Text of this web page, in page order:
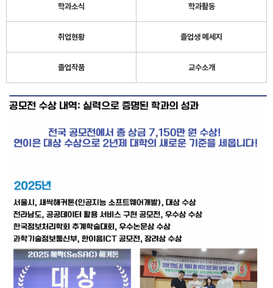
학과소식 학과활동
취업현황 졸업생 메세지
졸업작품 교수소개